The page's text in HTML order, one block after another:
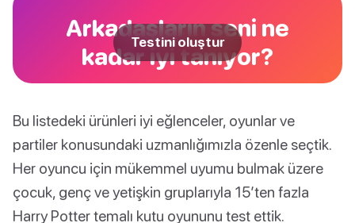
Arkadaşların seni ne
kadar iyi tanıyor?
Testini oluştur
Bu listedeki ürünleri iyi eğlenceler, oyunlar ve
partiler konusundaki uzmanlığımızla özenle seçtik.
Her oyuncu için mükemmel uyumu bulmak üzere
çocuk, genç ve yetişkin gruplarıyla 15’ten fazla
Harry Potter temalı kutu oyununu test ettik.